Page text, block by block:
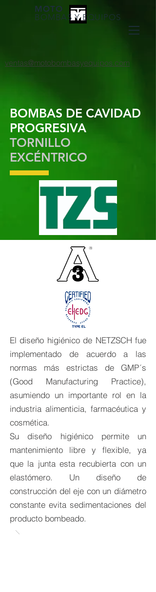
MOTO
BOMBAS Y EQUIPOS
ventas@motobombasyequipos.com
BOMBAS DE CAVIDAD
PROGRESIVA
TORNILLO
EXCÉNTRICO
El diseño higiénico de NETZSCH fue
implementado de acuerdo a las
normas más estrictas de GMP´s
(Good Manufacturing Practice),
asumiendo un importante rol en la
industria alimenticia, farmacéutica y
cosmética.
Su diseño higiénico permite un
mantenimiento libre y flexible, ya
que la junta esta recubierta con un
elastómero. Un diseño de
construcción del eje con un diámetro
constante evita sedimentaciones del
producto bombeado.